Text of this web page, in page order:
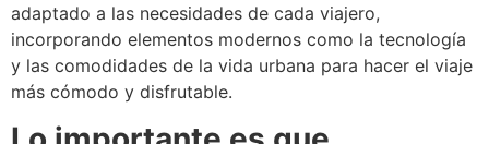
adaptado a las necesidades de cada viajero,
incorporando elementos modernos como la tecnología
y las comodidades de la vida urbana para hacer el viaje
más cómodo y disfrutable.